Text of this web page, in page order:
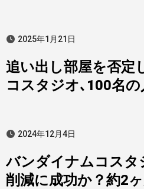
2025年1月21日
追い出し部屋を否定
コスタジオ､100名
2024年12月4日
バンダイナムコスタ
削減に成功か？約2